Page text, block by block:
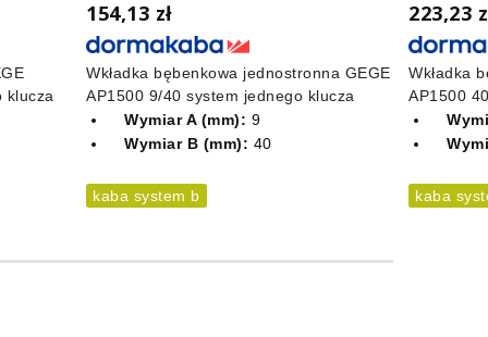
klucza
154,13 zł
Wkładka bębenkowa jednostronna GEGE
AP1500 9/40 system jednego klucza
Wymiar A (mm): 9
Wymiar B (mm): 40
kaba system b
223,23
Wkładka
AP1500
kaba